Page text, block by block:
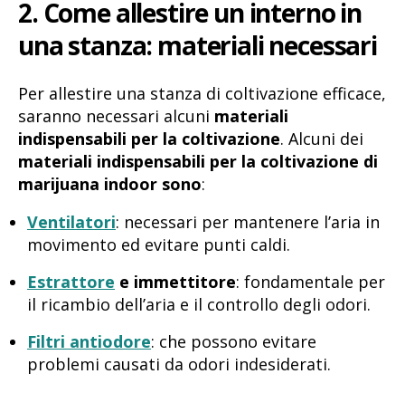
2. Come allestire un interno in
una stanza: materiali necessari
Per allestire una stanza di coltivazione efficace,
saranno necessari alcuni materiali
indispensabili per la coltivazione. Alcuni dei
materiali indispensabili per la coltivazione di
marijuana indoor sono:
Ventilatori: necessari per mantenere l’aria in
movimento ed evitare punti caldi.
Estrattore e immettitore: fondamentale per
il ricambio dell’aria e il controllo degli odori.
Filtri antiodore: che possono evitare
problemi causati da odori indesiderati.